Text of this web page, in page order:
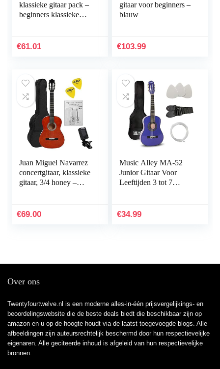
klassieke gitaar pack –
beginners klassieke
€61.01
gitaar voor beginners –
blauw
€103.99
Juan Miguel Navarrez
concertgitaar, klassieke
gitaar, 3/4 honey –
met cd, stemapparaat)
€69.00
Music Alley MA-52
Junior Gitaar Voor
Leeftijden 3 tot 7
€34.99
Over ons
Twentyfourtwelve.nl is een moderne alles-in-één prijsvergelijkings- en
beoordelingswebsite die de beste deals biedt die beschikbaar zijn op
amazon en u op de hoogte houdt via de laatst toegevoegde blogs. Alle
afbeeldingen zijn auteursrechtelijk beschermd door hun respectievelijke
eigenaren. Alle geciteerde inhoud is afgeleid van hun respectievelijke
bronnen.